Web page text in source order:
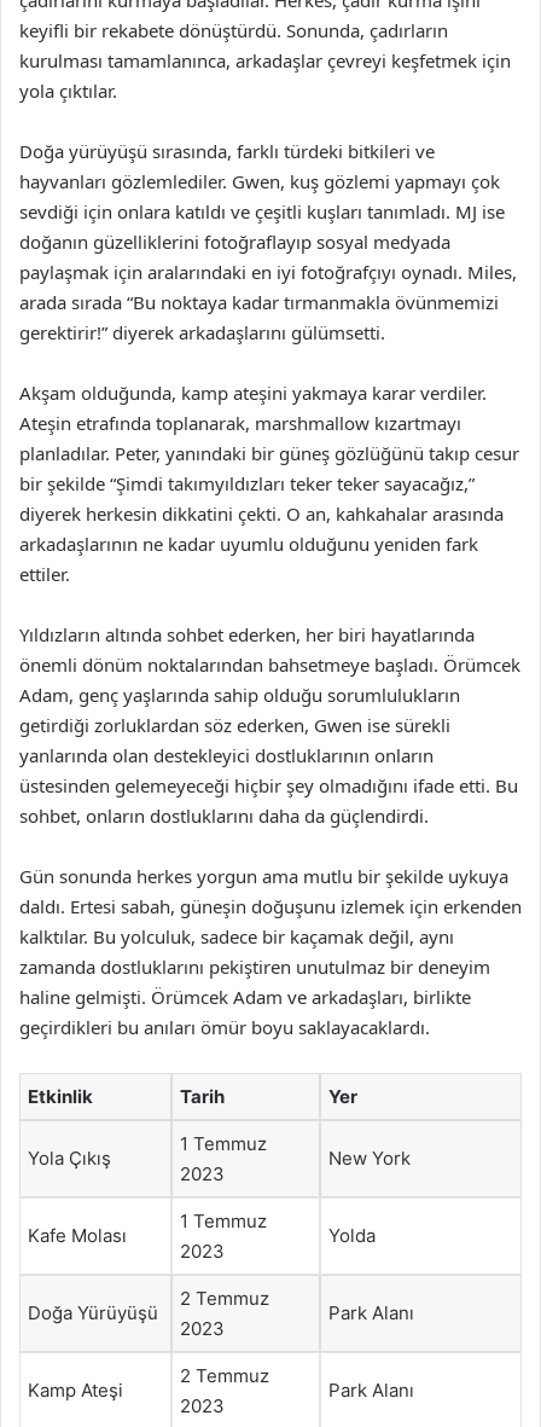
keyifli bir rekabete dönüştürdü. Sonunda, çadırların
kurulması tamamlanınca, arkadaşlar çevreyi keşfetmek için
yola çıktılar.
Doğa yürüyüşü sırasında, farklı türdeki bitkileri ve
hayvanları gözlemlediler. Gwen, kuş gözlemi yapmayı çok
sevdiği için onlara katıldı ve çeşitli kuşları tanımladı. MJ ise
doğanın güzelliklerini fotoğraflayıp sosyal medyada
paylaşmak için aralarındaki en iyi fotoğrafçıyı oynadı. Miles,
arada sırada “Bu noktaya kadar tırmanmakla övünmemizi
gerektirir!” diyerek arkadaşlarını gülümsetti.
Akşam olduğunda, kamp ateşini yakmaya karar verdiler.
Ateşin etrafında toplanarak, marshmallow kızartmayı
planladılar. Peter, yanındaki bir güneş gözlüğünü takıp cesur
bir şekilde “Şimdi takımyıldızları teker teker sayacağız,”
diyerek herkesin dikkatini çekti. O an, kahkahalar arasında
arkadaşlarının ne kadar uyumlu olduğunu yeniden fark
ettiler.
Yıldızların altında sohbet ederken, her biri hayatlarında
önemli dönüm noktalarından bahsetmeye başladı. Örümcek
Adam, genç yaşlarında sahip olduğu sorumlulukların
getirdiği zorluklardan söz ederken, Gwen ise sürekli
yanlarında olan destekleyici dostluklarının onların
üstesinden gelemeyeceği hiçbir şey olmadığını ifade etti. Bu
sohbet, onların dostluklarını daha da güçlendirdi.
Gün sonunda herkes yorgun ama mutlu bir şekilde uykuya
daldı. Ertesi sabah, güneşin doğuşunu izlemek için erkenden
kalktılar. Bu yolculuk, sadece bir kaçamak değil, aynı
zamanda dostluklarını pekiştiren unutulmaz bir deneyim
haline gelmişti. Örümcek Adam ve arkadaşları, birlikte
geçirdikleri bu anıları ömür boyu saklayacaklardı.
Etkinlik Tarih Yer
Yola Çıkış
1 Temmuz
2023
New York
Kafe Molası
1 Temmuz
2023
Yolda
Doğa Yürüyüşü
2 Temmuz
2023
Park Alanı
Kamp Ateşi
2 Temmuz
2023
Park Alanı